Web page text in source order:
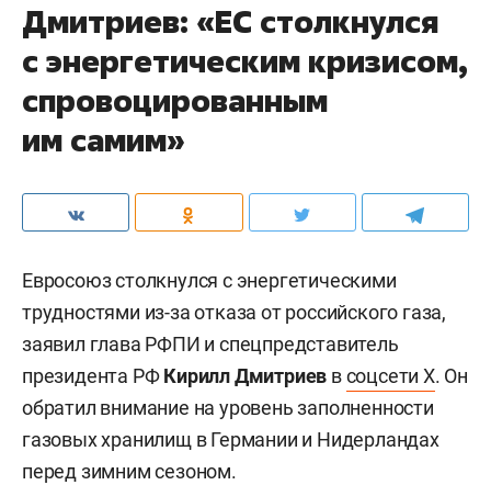
Дмитриев: «ЕС столкнулся
с энергетическим кризисом,
спровоцированным
им самим»
Евросоюз столкнулся с энергетическими
трудностями из-за отказа от российского газа,
заявил глава РФПИ и спецпредставитель
президента РФКирилл Дмитриев всоцсети X. Он
обратил внимание на уровень заполненности
газовых хранилищ в Германии и Нидерландах
перед зимним сезоном.